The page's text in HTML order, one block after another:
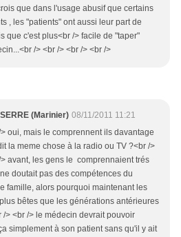
que dans l'usage abusif que certains
, les "patients" ont aussi leur part de
que c'est plus<br /> facile de "taper"
/> <br /> <br /> <br />
(Marinier) 08/11/2011 11:21
oui, mais le comprennent ils davantage
la meme chose à la radio ou TV ?<br />
avant, les gens le comprennaient trés
doutait pas des compétences du
famille, alors pourquoi maintenant les
bêtes que les générations antérieures
/> <br /> le médecin devrait pouvoir
simplement à son patient sans qu'il y ait